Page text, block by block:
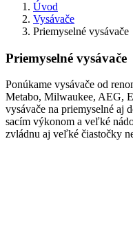
Úvod
Vysávače
Priemyselné vysávače
Priemyselné vysávače
Ponúkame vysávače od
Metabo, Milwaukee, AEG,
vysávače na priemyselné aj
sacím výkonom a veľké
zvládnu aj veľké čiastočky